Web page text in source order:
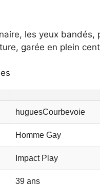
les yeux
garée en plein
huguesCourbevoie
Homme Gay
Impact Play
39 ans